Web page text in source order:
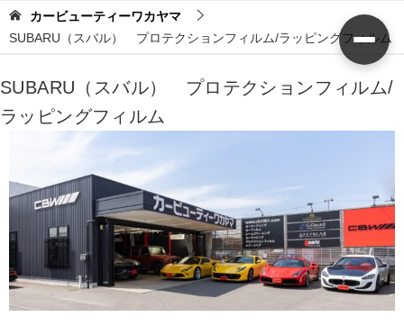
カービューティーワカヤマ
SUBARU（スバル） プロテクションフィルム/ラッピングフィルム
SUBARU（スバル） プロテクションフィルム/
ラッピングフィルム